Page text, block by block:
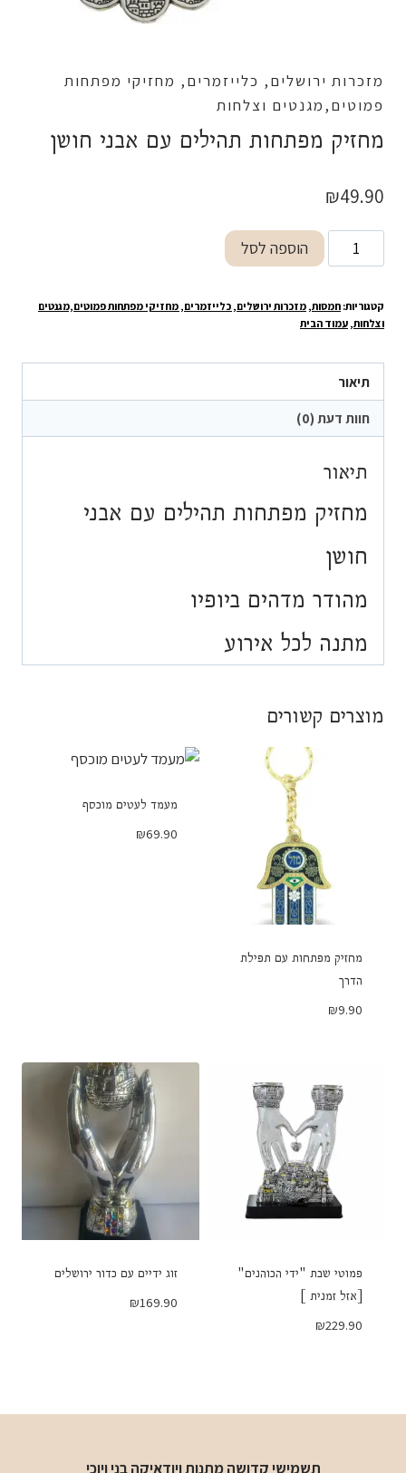
מזכרות ירושלים, כלייזמרים, מחזיקי מפתחות
פמוטים,מגנטים וצלחות
מחזיק מפתחות תהילים עם אבני חושן
₪49.90
כמות
של
מפתחות
עם
אבני
חושן
הוספה לסל
קטגוריות: חמסות, מזכרות ירושלים, כלייזמרים, מחזיקי מפתחות פמוטים,מגנטים
וצלחות, עמוד הבית
תיאור
חוות דעת (0)
תיאור
מחזיק מפתחות תהילים עם אבני
חושן
מהודר מדהים ביופיו
מתנה לכל אירוע
מוצרים קשורים
מחזיק מפתחות עם תפילת
הדרך
₪9.90
מעמד לעטים מוכסף
₪69.90
פמוטי שבת "ידי הכוהנים"
[אזל זמנית ]
₪229.90
זוג ידיים עם כדור ירושלים
₪169.90
תשמישי קדושה מתנות ויודאיקה בני ויוכי